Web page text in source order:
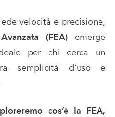
velocità e precisione,
(FEA) emerge
per chi cerca un
semplicità d'uso e
cos’è la FEA,